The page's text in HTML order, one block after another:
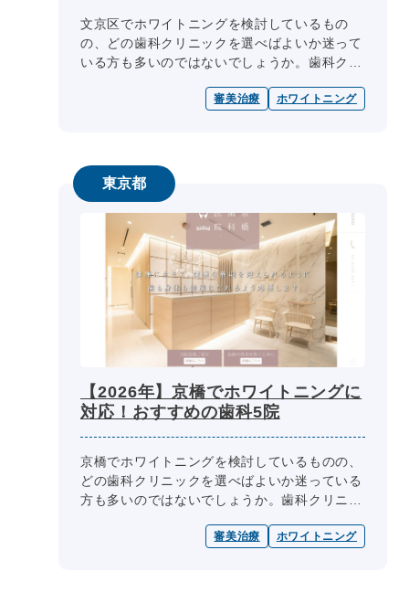
文京区でホワイトニングを検討しているもの
の、どの歯科クリニックを選べばよいか迷って
いる方も多いのではないでしょうか。歯科クリ
容、診療日・診療時間、院内設備、費用...
審美治療 ホワイトニング
東京都
【2026年】京橋でホワイトニングに
対応！おすすめの歯科5院
京橋でホワイトニングを検討しているものの、
どの歯科クリニックを選べばよいか迷っている
方も多いのではないでしょうか。歯科クリニッ
療日・診療時間、院内設備、費用、...
審美治療 ホワイトニング